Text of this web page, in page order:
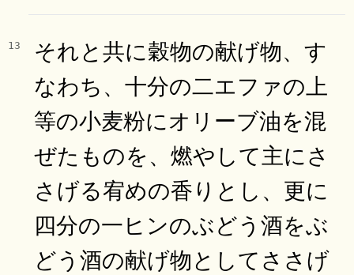
13
それと共に穀物の献げ物、す
なわち、十分の二エファの上
等の小麦粉にオリーブ油を混
ぜたものを、燃やして主にさ
さげる宥めの香りとし、更に
四分の一ヒンのぶどう酒をぶ
どう酒の献げ物としてささげ